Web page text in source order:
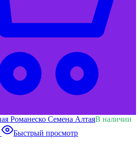
В наличии
Быстрый просмотр